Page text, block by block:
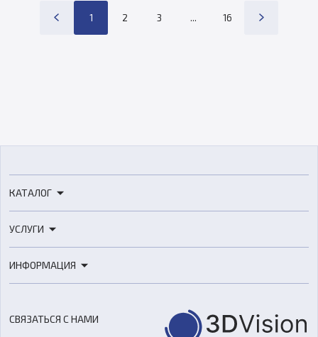
1 2 3 ... 16
КАТАЛОГ
3D-сканеры
Расходные материалы
Оборудование и материалы для вакуумного литья
Аксессуары и прочее оборудование
УСЛУГИ
3D-моделирование
ИНФОРМАЦИЯ
СВЯЗАТЬСЯ С НАМИ